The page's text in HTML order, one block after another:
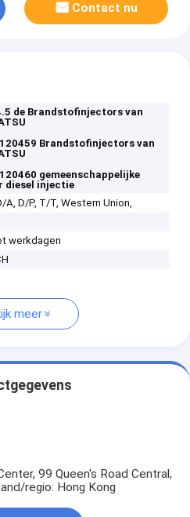
Contact nu
de Brandstofinjectors van
Brandstofinjectors van
gemeenschappelijke
diesel injectie
A, D/P, T/T, Western Union,
werkdagen
meer
99 Queen's Road Central,
regio: Hong Kong